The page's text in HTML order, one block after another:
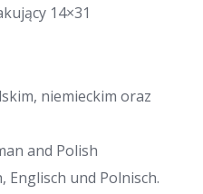
14×31
niemieckim oraz
and Polish
Englisch und Polnisch.